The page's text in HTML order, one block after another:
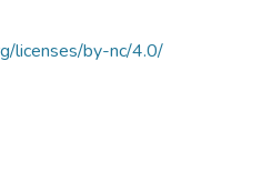
licenses/by-nc/4.0/